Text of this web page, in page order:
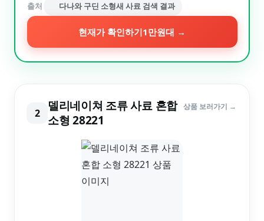
출처 다나와 구딘 소형새 사료 검색 결과
현재가 확인하기1만원대 →
2
델리네이쳐 조류 사료 혼합
소형 28221
상품 보러가기 →